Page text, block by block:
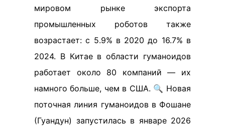
мировом рынке экспорта
промышленных роботов также
возрастает: с 5.9% в 2020 до 16.7% в
2024. В Китае в области гуманоидов
работает около 80 компаний — их
намного больше, чем в США. 🔍 Новая
поточная линия гуманоидов в Фошане
(Гуандун) запустилась в январе 2026